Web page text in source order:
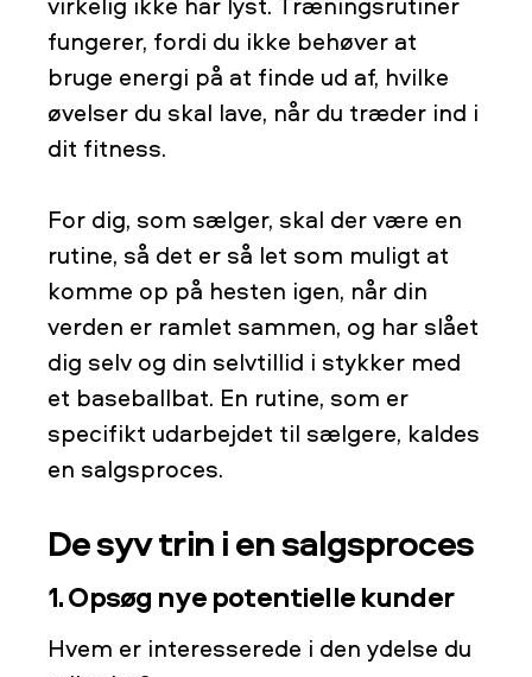
fungerer, fordi du ikke behøver at
bruge energi på at finde ud af, hvilke
øvelser du skal lave, når du træder ind i
dit fitness.
For dig, som sælger, skal der være en
rutine, så det er så let som muligt at
komme op på hesten igen, når din
verden er ramlet sammen, og har slået
dig selv og din selvtillid i stykker med
et baseballbat. En rutine, som er
specifikt udarbejdet til sælgere, kaldes
en salgsproces.
De syv trin i en salgsproces
1. Opsøg nye potentielle kunder
Hvem er interesserede i den ydelse du